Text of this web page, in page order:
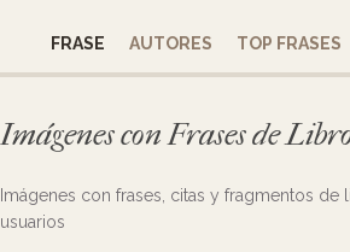
FRASE
AUTORES TOP FRASES
Imágenes con Frases de
Imágenes con frases, citas y fragmentos
usuarios